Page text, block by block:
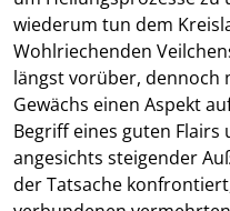
wiederum tun dem
Wohlriechenden
längst vorüber, dennoch
Gewächs einen Aspekt
Begriff eines guten
angesichts steigender
der Tatsache